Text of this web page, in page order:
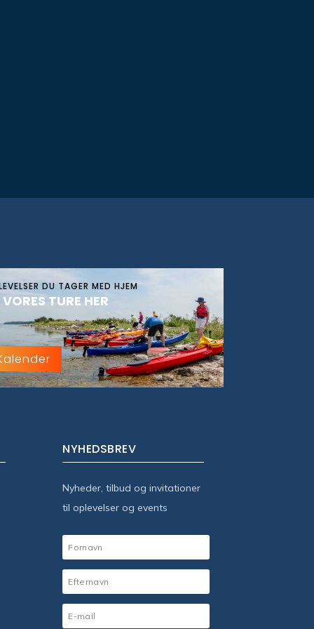
DU TAGER MED HJEM
VORES TURE HER
NYHEDSBREV
Nyheder, tilbud og invitationer
til oplevelser og events